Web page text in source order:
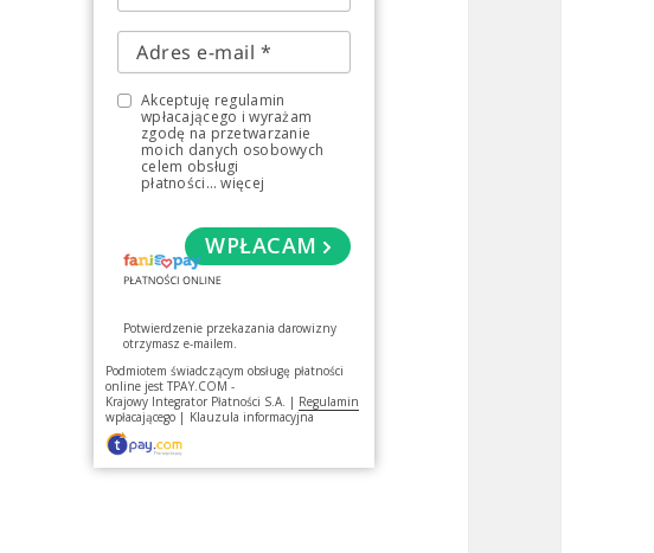
Akceptuję regulamin
wpłacającego i wyrażam
zgodę na przetwarzanie
moich danych osobowych
celem obsługi
płatności... więcej
WPŁACAM
Potwierdzenie przekazania darowizny
otrzymasz e-mailem.
Podmiotem świadczącym obsługę płatności
online jestTPAY.COM -
Krajowy Integrator Płatności S.A. | Regulamin
wpłacającego | Klauzula informacyjna